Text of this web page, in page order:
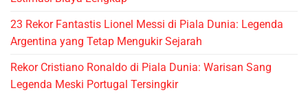
23 Rekor Fantastis Lionel Messi di Piala Dunia: Legenda
Argentina yang Tetap Mengukir Sejarah
Rekor Cristiano Ronaldo di Piala Dunia: Warisan Sang
Legenda Meski Portugal Tersingkir